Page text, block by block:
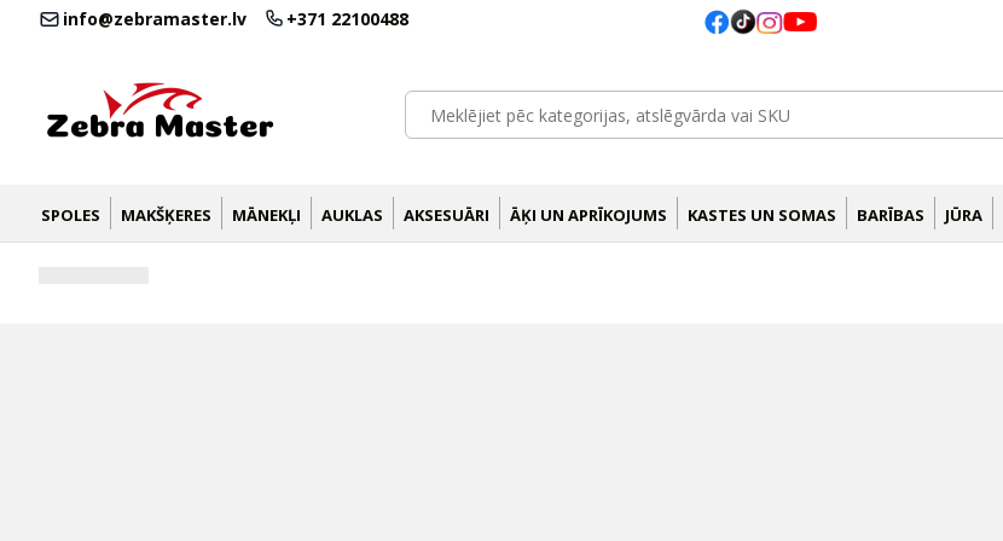
info@zebramaster.lv +371 22100488
SPOLES MAKŠĶERES MĀNEKĻI AUKLAS AKSESUĀRI ĀĶI UN APRĪKOJUMS KASTES UN SOMAS BARĪBAS JŪRA